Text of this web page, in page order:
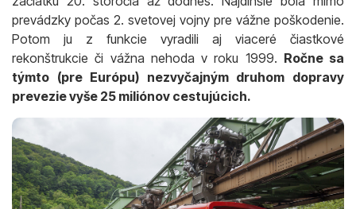
prevádzky počas 2. svetovej vojny pre vážne poškodenie.
Potom ju z funkcie vyradili aj viaceré čiastkové
rekonštrukcie či vážna nehoda v roku 1999. Ročne sa
týmto (pre Európu) nezvyčajným druhom dopravy
prevezie vyše 25 miliónov cestujúcich.